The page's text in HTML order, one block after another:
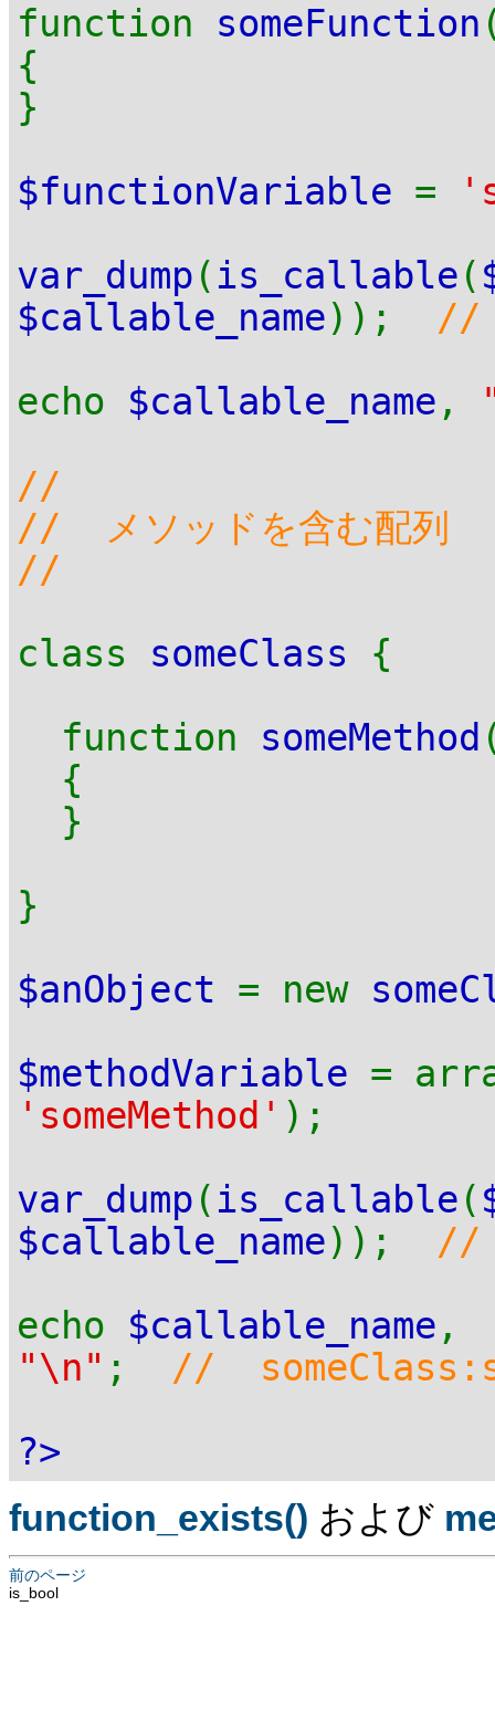
function someFunction
{
}
$functionVariable =
var_dump ( is_callable (
$callable_name)); //
echo $callable_name ,
//
// メソッドを含む配列
//
class someClass {
function someMethod
{
}
}
$anObject = new
$methodVariable =
'someMethod' );
var_dump ( is_callable (
$callable_name)); //
echo $callable_name ,
"\n" ; //
?>
function_exists() および
前のページ
is_bool